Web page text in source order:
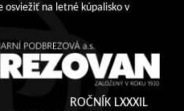
osviežiť na letné kúpalisko v
ROČNÍK LXXXIL